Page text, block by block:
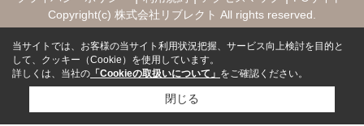
Copyright(c) 株式会社リブレクト All rights reserved.
当サイトでは、お客様の当サイト利用状況把握、サービス向上検討を目的と
して、クッキー（Cookie）を使用しています。
詳しくは、当社の 「Cookieの取扱いについて」 をご確認ください。
閉じる